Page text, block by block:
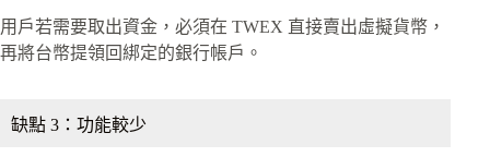
用戶若需要取出資金，必須在 TWEX 直接賣出虛擬貨幣，
再將台幣提領回綁定的銀行帳戶。
缺點 3：功能較少